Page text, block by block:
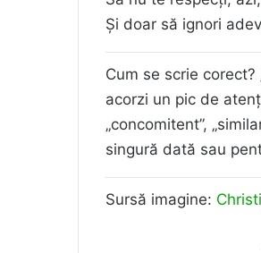
Și doar să ignori
Cum se scrie
acorzi un pic de
„concomitent”,
singură dată sau
Sursă imagine: